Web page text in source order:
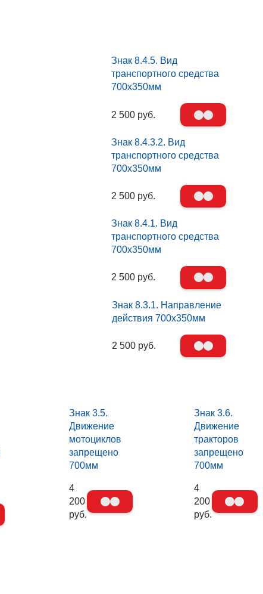
Знак 8.4.5. Вид
транспортного средства
700х350мм
2 500 руб.
Знак 8.4.3.2. Вид
транспортного средства
700х350мм
2 500 руб.
Знак 8.4.1. Вид
транспортного средства
700х350мм
2 500 руб.
Знак 8.3.1. Направление
действия 700х350мм
2 500 руб.
Знак 3.5.
Движение
мотоциклов
запрещено
700мм
4
200
руб.
Знак 3.6.
Движение
тракторов
запрещено
700мм
4
200
руб.